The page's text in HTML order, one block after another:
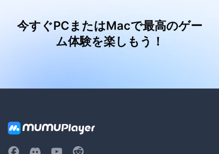
今すぐPCまたはMacで最高のゲー
ム体験を楽しもう！